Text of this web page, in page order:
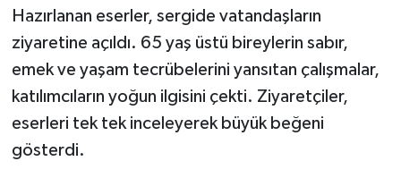
Hazırlanan eserler, sergide vatandaşların
ziyaretine açıldı. 65 yaş üstü bireylerin sabır,
emek ve yaşam tecrübelerini yansıtan çalışmalar,
katılımcıların yoğun ilgisini çekti. Ziyaretçiler,
eserleri tek tek inceleyerek büyük beğeni
gösterdi.